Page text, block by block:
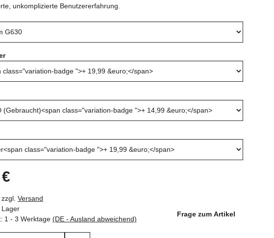
unkomplizierte Benutzererfahrung.
Versand
Lager
1 - 3 Werktage (DE - Ausland abweichend)
Frage zum Artikel